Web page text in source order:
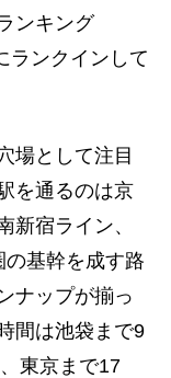
ンキング
ランクインして
場として注目
を通るのは京
新宿ライン、
基幹を成す路
ナップが揃っ
間は池袋まで9
東京まで17